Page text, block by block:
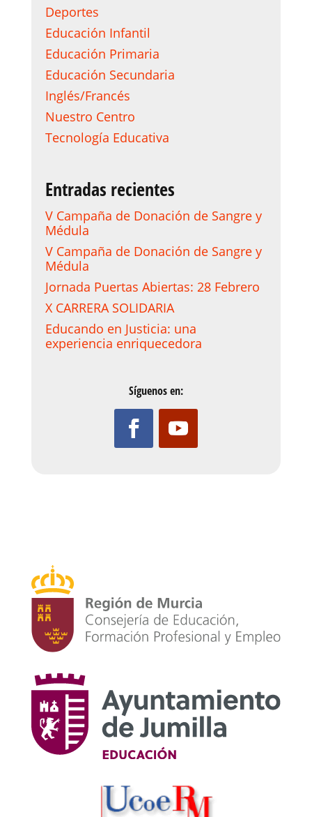
Deportes
Educación Infantil
Educación Primaria
Educación Secundaria
Inglés/Francés
Nuestro Centro
Tecnología Educativa
Entradas recientes
V Campaña de Donación de Sangre y
Médula
V Campaña de Donación de Sangre y
Médula
Jornada Puertas Abiertas: 28 Febrero
X CARRERA SOLIDARIA
Educando en Justicia: una
experiencia enriquecedora
Síguenos en: